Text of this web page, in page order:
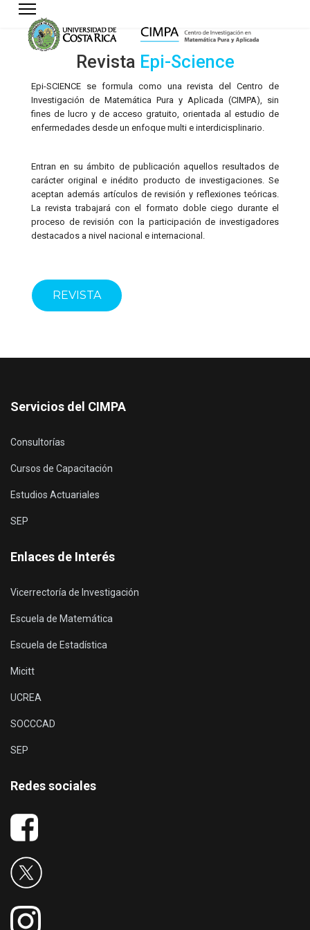
Revista Epi-Science
Epi-SCIENCE se formula como una revista del Centro de
Investigación de Matemática Pura y Aplicada (CIMPA), sin
fines de lucro y de acceso gratuito, orientada al estudio de
enfermedades desde un enfoque multi e interdicisplinario.
Entran en su ámbito de publicación aquellos resultados de
carácter original e inédito producto de investigaciones. Se
aceptan además artículos de revisión y reflexiones teóricas.
La revista trabajará con el formato doble ciego durante el
proceso de revisión con la participación de investigadores
destacados a nivel nacional e internacional.
REVISTA
Servicios del CIMPA
Consultorías
Cursos de Capacitación
Estudios Actuariales
SEP
Enlaces de Interés
Vicerrectoría de Investigación
Escuela de Matemática
Escuela de Estadística
Micitt
UCREA
SOCCCAD
SEP
Redes sociales